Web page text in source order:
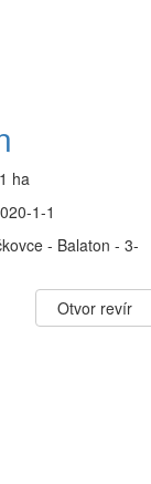
1 ha
1-1
- Balaton - 3-
Otvor revír